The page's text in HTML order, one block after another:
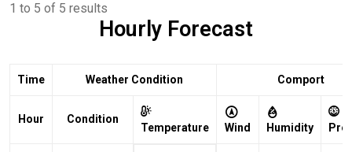
1 to 5 of 5 results
Hourly Forecast
Time Weather Condition Comport
Hour Condition
Temperature Wind Humidity